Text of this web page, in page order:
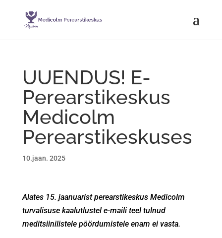
UUENDUS! E-
Perearstikeskus
Medicolm
Perearstikeskuses
10.jaan. 2025
Alates 15. jaanuarist perearstikeskus Medicolm
turvalisuse kaalutlustel e-maili teel tulnud
meditsiinilistele pöördumistele enam ei vasta.